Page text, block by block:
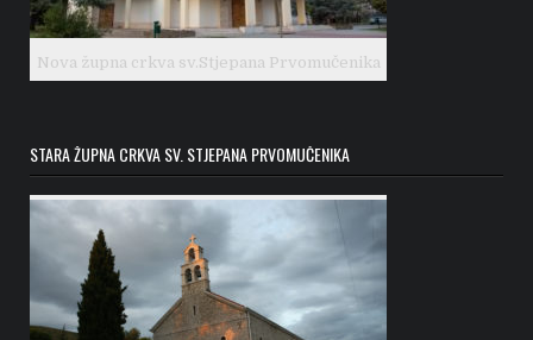
Nova župna crkva sv.Stjepana Prvomučenika
STARA ŽUPNA CRKVA SV. STJEPANA PRVOMUČENIKA